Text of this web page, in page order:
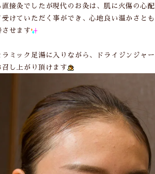
接灸でしたが現代のお灸は、肌に火傷の心
けていただく事ができ、心地良い温かさとも
せます
ミック足湯に入りながら、ドライジンジャ
し上がり頂けます